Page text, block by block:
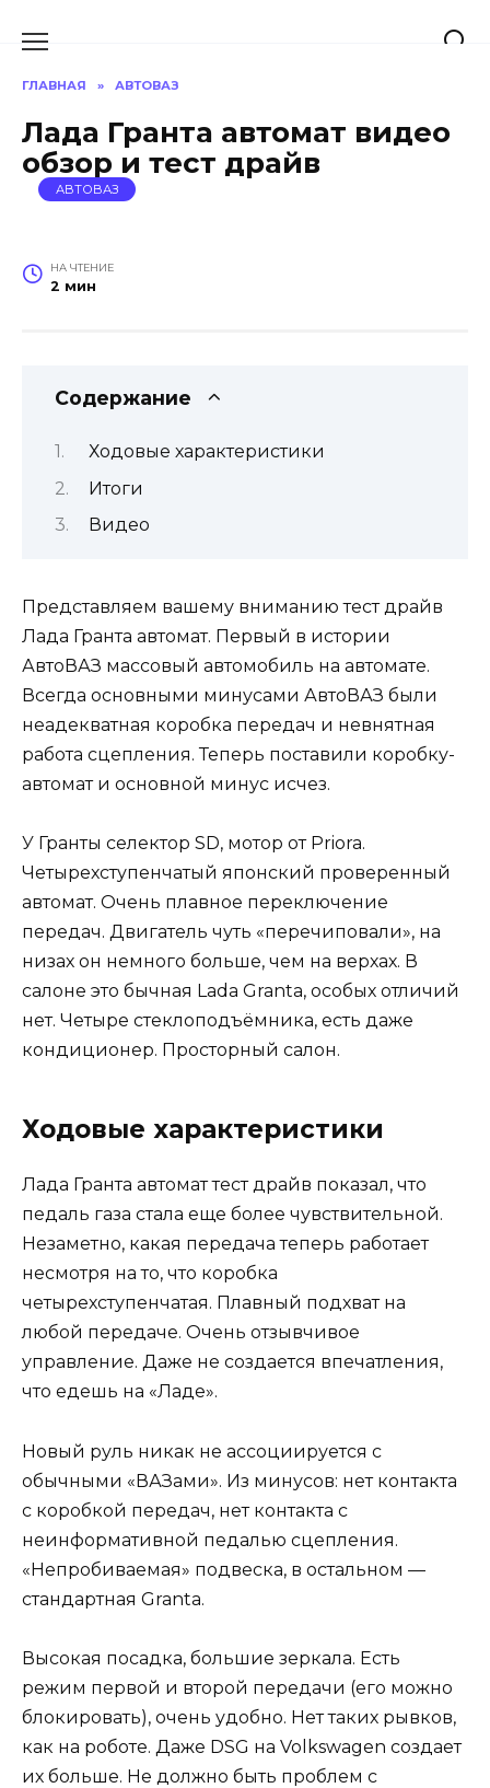
ГЛАВНАЯ » АВТОВАЗ
Лада Гранта автомат видео
обзор и тест драйв
АВТОВАЗ
НА ЧТЕНИЕ
2 мин
Содержание
Ходовые характеристики
Итоги
Видео
Представляем вашему вниманию тест драйв
Лада Гранта автомат. Первый в истории
АвтоВАЗ массовый автомобиль на автомате.
Всегда основными минусами АвтоВАЗ были
неадекватная коробка передач и невнятная
работа сцепления. Теперь поставили коробку-
автомат и основной минус исчез.
У Гранты cелектор SD, мотор от Priora.
Четырехступенчатый японский проверенный
автомат. Очень плавное переключение
передач. Двигатель чуть «перечиповали», на
низах он немного больше, чем на верхах. В
салоне это бычная Lada Granta, особых отличий
нет. Четыре стеклоподъёмника, есть даже
кондиционер. Просторный салон.
Ходовые характеристики
Лада Гранта автомат тест драйв показал, что
педаль газа стала еще более чувствительной.
Незаметно, какая передача теперь работает
несмотря на то, что коробка
четырехступенчатая. Плавный подхват на
любой передаче. Очень отзывчивое
управление. Даже не создается впечатления,
что едешь на «Ладе».
Новый руль никак не ассоциируется с
обычными «ВАЗами». Из минусов: нет контакта
с коробкой передач, нет контакта с
неинформативной педалью сцепления.
«Непробиваемая» подвеска, в остальном —
стандартная Granta.
Высокая посадка, большие зеркала. Есть
режим первой и второй передачи (его можно
блокировать), очень удобно. Нет таких рывков,
как на роботе. Даже DSG на Volkswagen создает
их больше. Не должно быть проблем с